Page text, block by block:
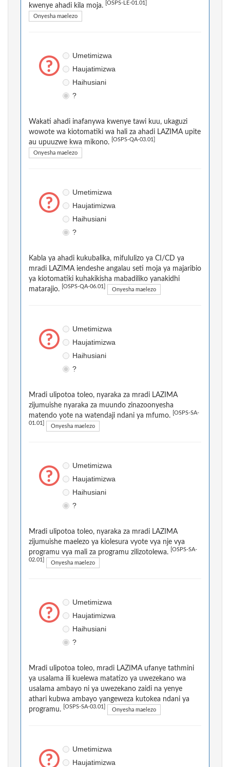
kwenye ahadi kila moja.
[OSPS-LE-01.01]
Onyesha maelezo
Umetimizwa
Haujatimizwa
Haihusiani
?
Wakati ahadi inafanywa kwenye tawi kuu, ukaguzi
wowote wa kiotomatiki wa hali za ahadi LAZIMA upite
au upuuzwe kwa mikono.
[OSPS-QA-03.01]
Onyesha maelezo
Umetimizwa
Haujatimizwa
Haihusiani
?
Kabla ya ahadi kukubalika, mifululizo ya CI/CD ya
mradi LAZIMA iendeshe angalau seti moja ya majaribio
ya kiotomatiki kuhakikisha mabadiliko yanakidhi
matarajio.
[OSPS-QA-06.01] Onyesha maelezo
Umetimizwa
Haujatimizwa
Haihusiani
?
Mradi ulipotoa toleo, nyaraka za mradi LAZIMA
zijumuishe nyaraka za muundo zinazoonyesha
matendo yote na watendaji ndani ya mfumo.
[OSPS-SA-
01.01] Onyesha maelezo
Umetimizwa
Haujatimizwa
Haihusiani
?
Mradi ulipotoa toleo, nyaraka za mradi LAZIMA
zijumuishe maelezo ya kiolesura vyote vya nje vya
programu vya mali za programu zilizotolewa.
[OSPS-SA-
02.01] Onyesha maelezo
Umetimizwa
Haujatimizwa
Haihusiani
?
Mradi ulipotoa toleo, mradi LAZIMA ufanye tathmini
ya usalama ili kuelewa matatizo ya uwezekano wa
usalama ambayo ni ya uwezekano zaidi na yenye
athari kubwa ambayo yangeweza kutokea ndani ya
programu.
[OSPS-SA-03.01] Onyesha maelezo
Umetimizwa
Haujatimizwa